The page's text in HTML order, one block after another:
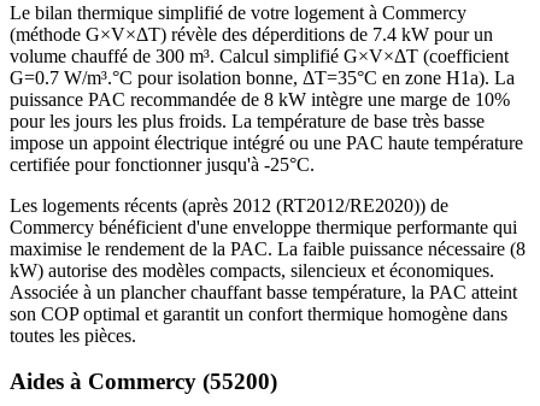
Le bilan thermique simplifié de votre logement à Commercy
(méthode G×V×ΔT) révèle des déperditions de 7.4 kW pour un
volume chauffé de 300 m³. Calcul simplifié G×V×ΔT (coefficient
G=0.7 W/m³.°C pour isolation bonne, ΔT=35°C en zone H1a). La
puissance PAC recommandée de 8 kW intègre une marge de 10%
pour les jours les plus froids. La température de base très basse
impose un appoint électrique intégré ou une PAC haute température
certifiée pour fonctionner jusqu'à -25°C.
Les logements récents (après 2012 (RT2012/RE2020)) de
Commercy bénéficient d'une enveloppe thermique performante qui
maximise le rendement de la PAC. La faible puissance nécessaire (8
kW) autorise des modèles compacts, silencieux et économiques.
Associée à un plancher chauffant basse température, la PAC atteint
son COP optimal et garantit un confort thermique homogène dans
toutes les pièces.
Aides à Commercy (55200)